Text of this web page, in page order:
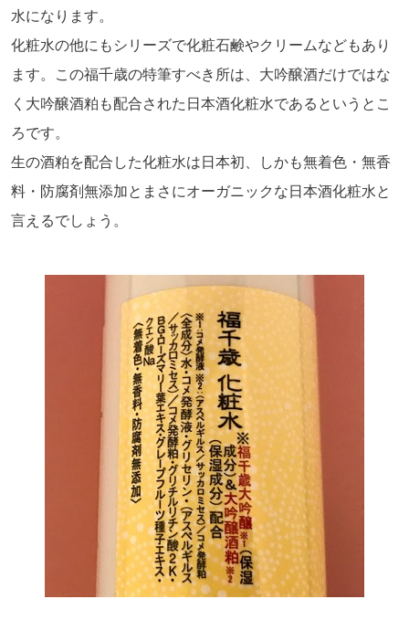
水になります。
化粧水の他にもシリーズで化粧石鹸やクリームなどもあり
ます。この福千歳の特筆すべき所は、大吟醸酒だけではな
く大吟醸酒粕も配合された日本酒化粧水であるというとこ
ろです。
生の酒粕を配合した化粧水は日本初、しかも無着色・無香
料・防腐剤無添加とまさにオーガニックな日本酒化粧水と
言えるでしょう。